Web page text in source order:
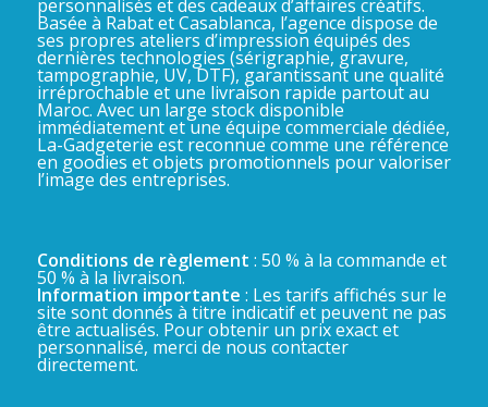
personnalisés et des cadeaux d’affaires créatifs.
Basée à Rabat et Casablanca, l’agence dispose de
ses propres ateliers d’impression équipés des
dernières technologies (sérigraphie, gravure,
tampographie, UV, DTF), garantissant une qualité
irréprochable et une livraison rapide partout au
Maroc. Avec un large stock disponible
immédiatement et une équipe commerciale dédiée,
La-Gadgeterie est reconnue comme une référence
en goodies et objets promotionnels pour valoriser
l’image des entreprises.
Conditions de règlement : 50 % à la commande et
50 % à la livraison.
Information importante : Les tarifs affichés sur le
site sont donnés à titre indicatif et peuvent ne pas
être actualisés. Pour obtenir un prix exact et
personnalisé, merci de nous contacter
directement.